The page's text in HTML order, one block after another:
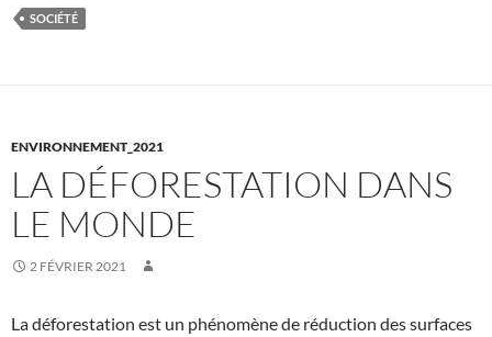
SOCIÉTÉ
ENVIRONNEMENT_2021
LA DÉFORESTATION DANS
LE MONDE
2 FÉVRIER 2021
La déforestation est un phénomène de réduction des surfaces